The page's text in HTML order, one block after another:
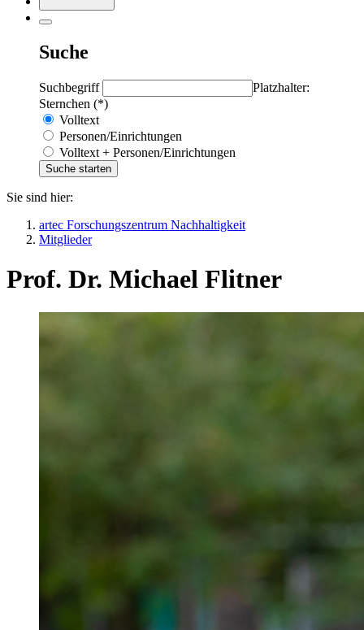
Suche
Suchbegriff
Platzhalter:
Sternchen (*)
Volltext
Personen/Einrichtungen
Volltext + Personen/Einrichtungen
Sie sind hier:
artec Forschungszentrum Nachhaltigkeit
Mitglieder
Prof. Dr. Michael Flitner